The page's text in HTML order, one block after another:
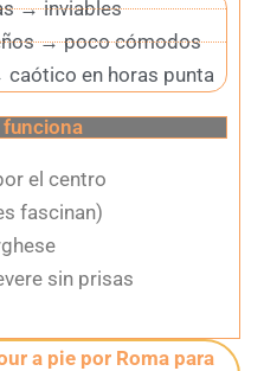
→ inviables
→ poco cómodos
en horas punta
funciona
el centro
fascinan)
sin prisas
a pie por Roma para